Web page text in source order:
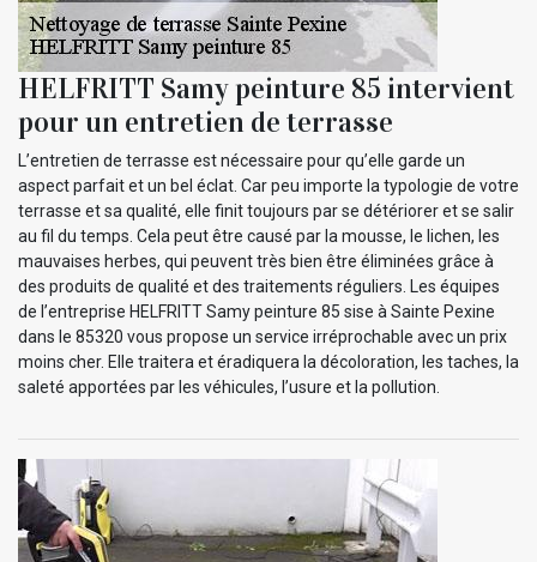
HELFRITT Samy peinture 85 intervient
pour un entretien de terrasse
L’entretien de terrasse est nécessaire pour qu’elle garde un
aspect parfait et un bel éclat. Car peu importe la typologie de votre
terrasse et sa qualité, elle finit toujours par se détériorer et se salir
au fil du temps. Cela peut être causé par la mousse, le lichen, les
mauvaises herbes, qui peuvent très bien être éliminées grâce à
des produits de qualité et des traitements réguliers. Les équipes
de l’entreprise HELFRITT Samy peinture 85 sise à Sainte Pexine
dans le 85320 vous propose un service irréprochable avec un prix
moins cher. Elle traitera et éradiquera la décoloration, les taches, la
saleté apportées par les véhicules, l’usure et la pollution.